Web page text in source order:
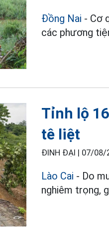
Đồng Nai - Cơ
các phương
Tỉnh lộ
tê liệt
ĐINH ĐẠI | 07/08/
Lào Cai - Do
nghiêm trọng,